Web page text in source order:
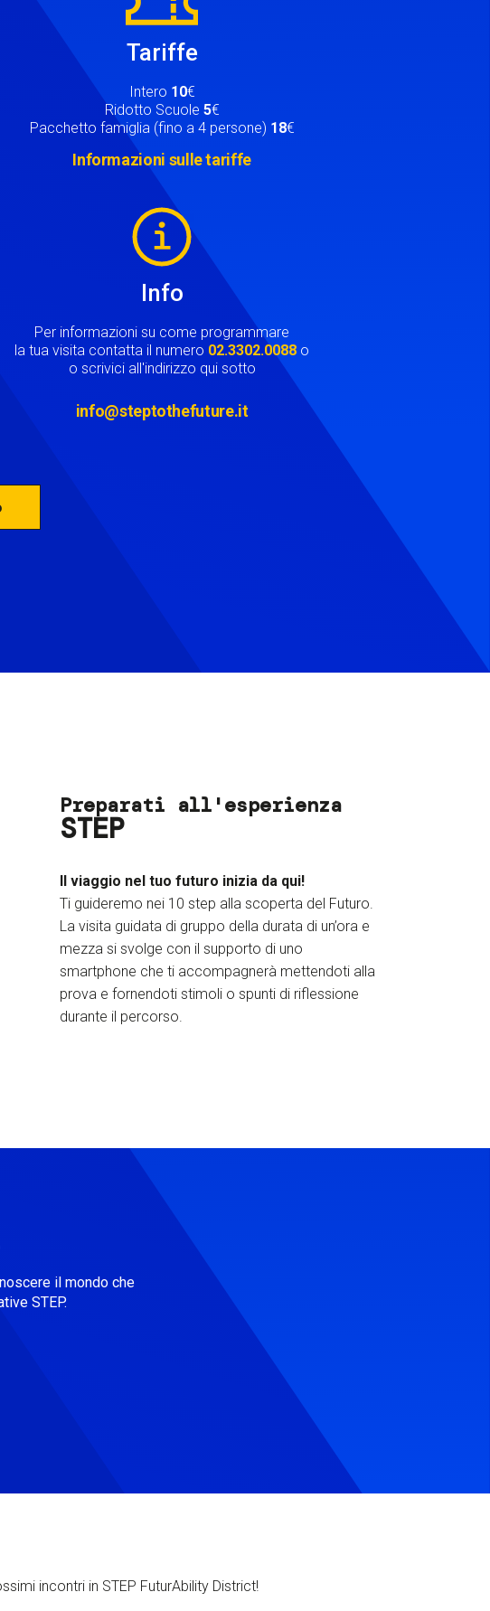
Tariffe
Intero 10€
Ridotto Scuole 5€
Pacchetto famiglia (fino a 4 persone) 18€
Informazioni sulle tariffe
Info
Per informazioni su come programmare
la tua visita contatta il numero 02.3302.0088 o
o scrivici all'indirizzo qui sotto
info@steptothefuture.it
Preparati all'esperienza
STEP
Il viaggio nel tuo futuro inizia da qui!
Ti guideremo nei 10 step alla scoperta del Futuro.
La visita guidata di gruppo della durata di un’ora e
mezza si svolge con il supporto di uno
smartphone che ti accompagnerà mettendoti alla
prova e fornendoti stimoli o spunti di riflessione
durante il percorso.
il mondo che
STEP.
incontri in STEP FuturAbility District!